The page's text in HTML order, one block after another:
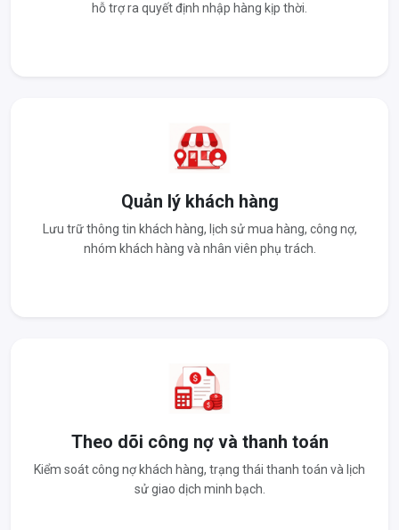
hỗ trợ ra quyết định nhập hàng kịp thời.
Quản lý khách hàng
Lưu trữ thông tin khách hàng, lịch sử mua hàng, công nợ,
nhóm khách hàng và nhân viên phụ trách.
Theo dõi công nợ và thanh toán
Kiểm soát công nợ khách hàng, trạng thái thanh toán và lịch
sử giao dịch minh bạch.